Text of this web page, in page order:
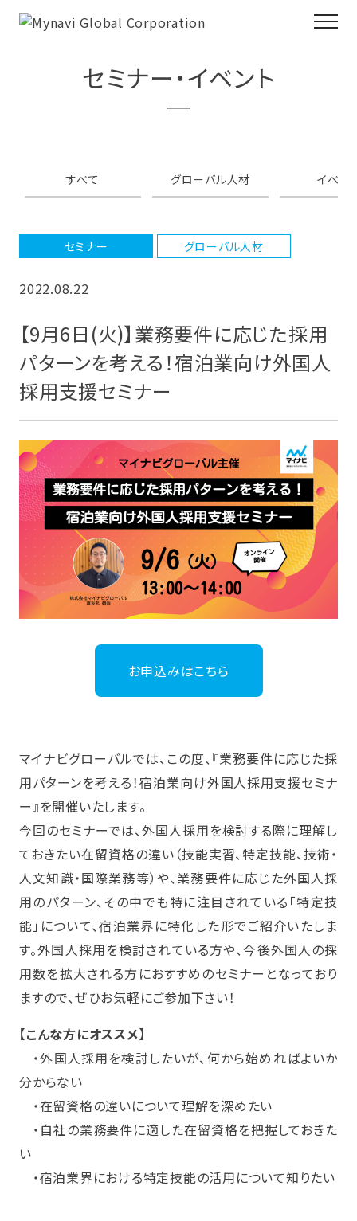
セミナー・イベント
すべて グローバル人材 イベン
セミナー グローバル人材
2022.08.22
【9月6日(火)】業務要件に応じた採用
パターンを考える！宿泊業向け外国人
採用支援セミナー
お申込みはこちら
マイナビグローバルでは、この度、『業務要件に応じた採
用パターンを考える！宿泊業向け外国人採用支援セミナ
ー』を開催いたします。
今回のセミナーでは、外国人採用を検討する際に理解し
ておきたい在留資格の違い（技能実習、特定技能、技術・
人文知識・国際業務等）や、業務要件に応じた外国人採
用のパターン、その中でも特に注目されている「特定技
能」について、宿泊業界に特化した形でご紹介いたしま
す。外国人採用を検討されている方や、今後外国人の採
用数を拡大される方におすすめのセミナーとなっており
ますので、ぜひお気軽にご参加下さい！
【こんな方にオススメ】
・外国人採用を検討したいが、何から始めればよいか
分からない
・在留資格の違いについて理解を深めたい
・自社の業務要件に適した在留資格を把握しておきた
い
・宿泊業界における特定技能の活用について知りたい